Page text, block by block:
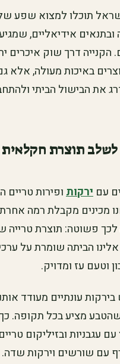
תוכלו למצוא שפע של
אידיאליים,
דרך שוק איכרים
באיכות מעולה, אלא
את הבישול הביתי
תוצרת חקלאית
עם ירקותופירות
מכינים מקבלת רמה
לכך פשוטה: תוצרת
הביתה שומרת על
וטעם עז ומדויק.
עונתיים מעודד
מציע בכל תקופה. כך
עגבניות ובזיליקום
עם שורשים וירקות שדה.